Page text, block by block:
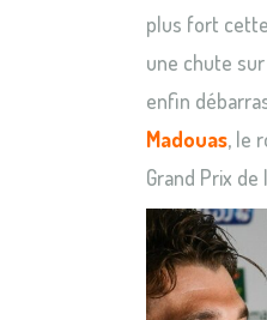
plus fort
une chute
enfin
Madouas, le
Grand Prix de